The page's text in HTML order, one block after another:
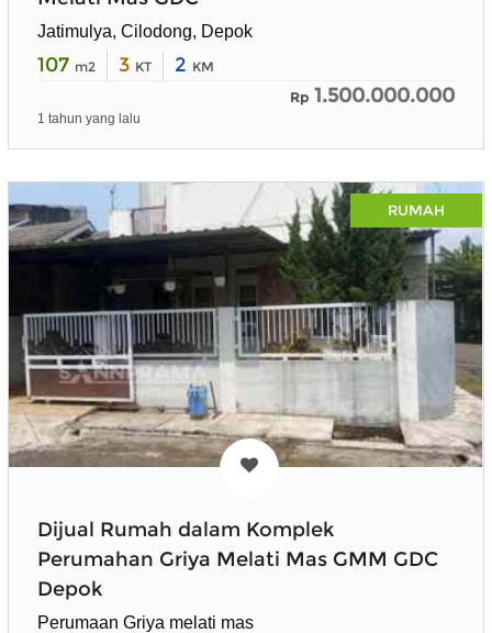
Jatimulya, Cilodong, Depok
107 m2 3 KT 2 KM
Rp 1.500.000.000
1 tahun yang lalu
RUMAH
Dijual Rumah dalam Komplek
Perumahan Griya Melati Mas GMM GDC
Depok
Perumaan Griya melati mas